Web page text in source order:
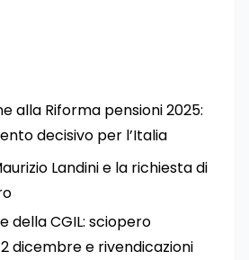
alla Riforma pensioni 2025:
decisivo per l’Italia
Landini e la richiesta di
della CGIL: sciopero
dicembre e rivendicazioni